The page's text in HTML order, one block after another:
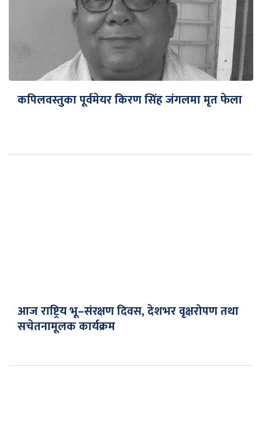
कपिलवस्तुका पूर्वमेयर किरण सिंह जंगलमा मृत फेला
आज राष्ट्रिय भू–संरक्षण दिवस, देशभर वृक्षरोपण तथा
सचेतनामूलक कार्यक्रम